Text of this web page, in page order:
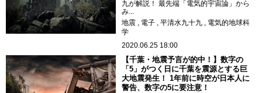
九が解説！ 最先端「電気的宇宙論」から
み...
地震
電子 平清水九十九
電気的地球科
学
2020.06.25 18:00
【千葉・地震予言が的中！】数字の
「5」がつく日に千葉を震源とする巨
大地震発生！ 1年前に時空が日本人に
警告、数字の5に要注意！